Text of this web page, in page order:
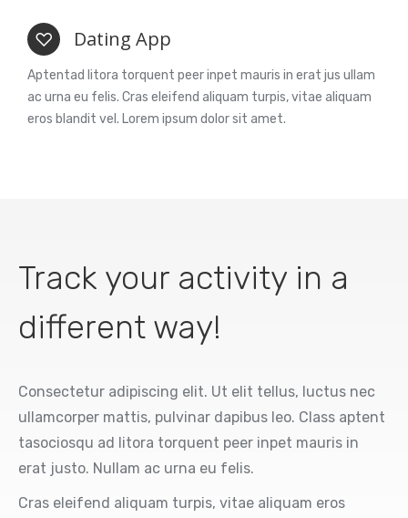
Dating App
Aptentad litora torquent peer inpet mauris in erat jus ullam
ac urna eu felis. Cras eleifend aliquam turpis, vitae aliquam
eros blandit vel. Lorem ipsum dolor sit amet.
Track your activity in a
different way!
Consectetur adipiscing elit. Ut elit tellus, luctus nec
ullamcorper mattis, pulvinar dapibus leo. Class aptent
tasociosqu ad litora torquent peer inpet mauris in
erat justo. Nullam ac urna eu felis.
Cras eleifend aliquam turpis, vitae aliquam eros